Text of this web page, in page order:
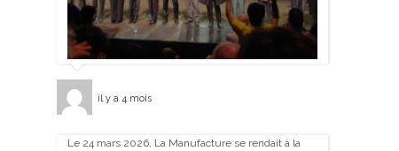
il y a 4 mois
Le 24 mars 2026, La Manufacture se rendait à la